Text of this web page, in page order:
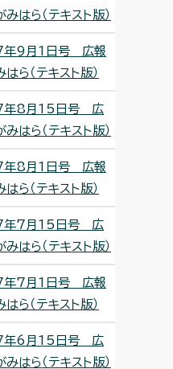
はら（テキスト版）
年9月1日号 広報
はら（テキスト版）
年8月15日号 広
はら（テキスト版）
年8月1日号 広報
はら（テキスト版）
年7月15日号 広
はら（テキスト版）
年7月1日号 広報
はら（テキスト版）
年6月15日号 広
はら（テキスト版）